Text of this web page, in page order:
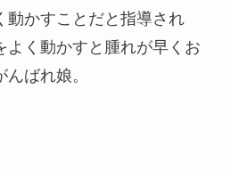
動かすことだと指導され
よく動かすと腫れが早くお
ばれ娘。